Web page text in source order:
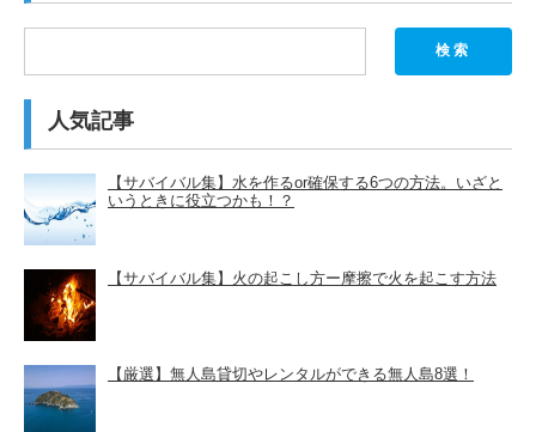
検索
人気記事
【サバイバル集】水を作るor確保する6つの方法。いざと
いうときに役立つかも！？
【サバイバル集】火の起こし方ー摩擦で火を起こす方法
【厳選】無人島貸切やレンタルができる無人島8選！